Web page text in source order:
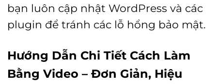
bạn luôn cập nhật WordPress và các
plugin để tránh các lỗ hổng bảo mật.
Hướng Dẫn Chi Tiết Cách Làm
Bằng Video – Đơn Giản, Hiệu